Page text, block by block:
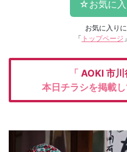
お気に入り
「 トップページ
「 AOKI 市川
本日チラシを掲載